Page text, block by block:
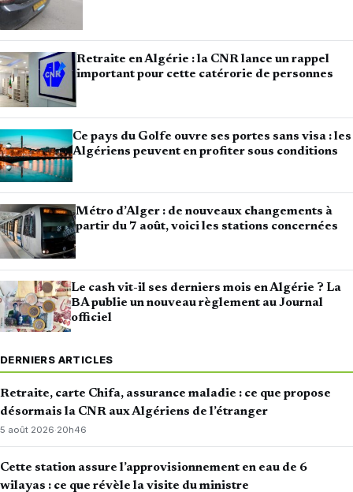
Retraite en Algérie : la CNR lance un rappel
important pour cette catérorie de personnes
Ce pays du Golfe ouvre ses portes sans visa : les
Algériens peuvent en profiter sous conditions
Métro d’Alger : de nouveaux changements à
partir du 7 août, voici les stations concernées
Le cash vit-il ses derniers mois en Algérie ? La
BA publie un nouveau règlement au Journal
officiel
DERNIERS ARTICLES
Retraite, carte Chifa, assurance maladie : ce que propose
désormais la CNR aux Algériens de l’étranger
5 août 2026·20h46
Cette station assure l’approvisionnement en eau de 6
wilayas : ce que révèle la visite du ministre